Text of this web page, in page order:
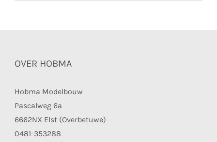
OVER HOBMA
Hobma Modelbouw
Pascalweg 6a
6662NX Elst (Overbetuwe)
0481-353288